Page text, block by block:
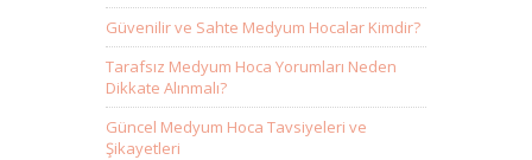
Güvenilir ve Sahte Medyum Hocalar Kimdir?
Tarafsız Medyum Hoca Yorumları Neden
Dikkate Alınmalı?
Güncel Medyum Hoca Tavsiyeleri ve
Şikayetleri